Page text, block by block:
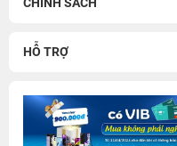
CHÍNH SÁCH
HỖ TRỢ